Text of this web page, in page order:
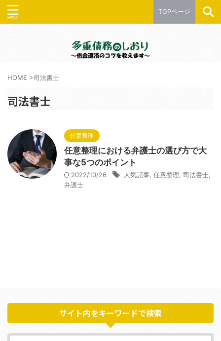
TOPページ
HOME >司法書士
司法書士
任意整理
任意整理における弁護士の選び方で大
事な5つのポイント
2022/10/26 人気記事, 任意整理, 司法書士,
弁護士
サイト内をキーワードで検索